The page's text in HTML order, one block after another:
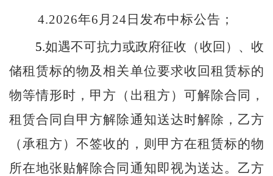
4.2026年6 月 24 日发布中标公告；
5.如遇不可抗力或政府征收（收回）、收
储租赁标的物及相关单位要求收回租赁标的
物等情形时，甲方（出租方）可解除合同，
租赁合同自甲方解除通知送达时解除，乙方
（承租方）不签收的，则甲方在租赁标的物
所在地张贴解除合同通知即视为送达。乙方